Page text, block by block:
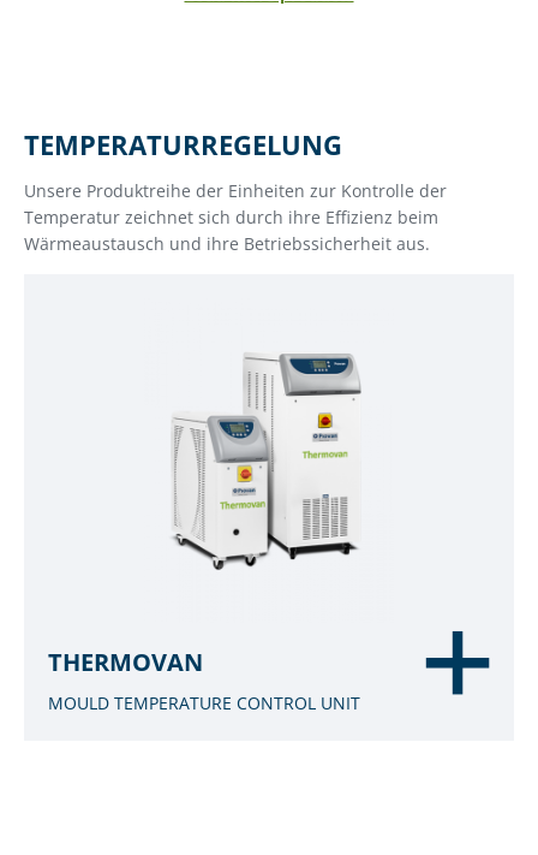
TEMPERATURREGELUNG
Unsere Produktreihe der Einheiten zur Kontrolle der
Temperatur zeichnet sich durch ihre Effizienz beim
Wärmeaustausch und ihre Betriebssicherheit aus.
THERMOVAN
MOULD TEMPERATURE CONTROL UNIT